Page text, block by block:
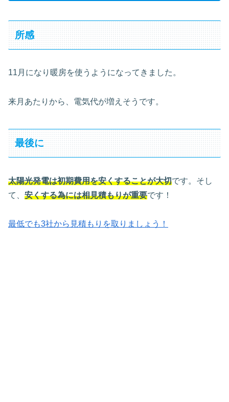
所感
11月になり暖房を使うようになってきました。
来月あたりから、電気代が増えそうです。
最後に
太陽光発電は初期費用を安くすることが大切です。そし
て、 安くする為には相見積もりが重要です！
最低でも3社から見積もりを取りましょう！